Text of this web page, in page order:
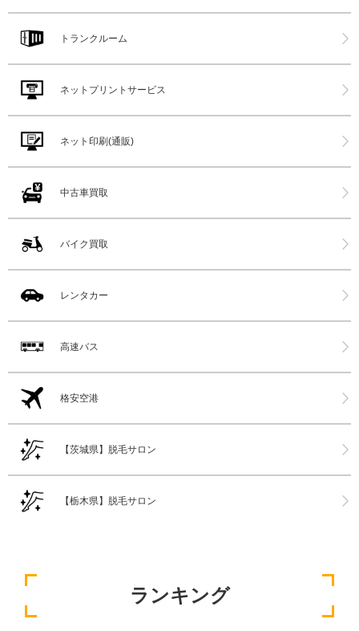
トランクルーム
ネットプリントサービス
ネット印刷(通販)
中古車買取
バイク買取
レンタカー
高速バス
格安空港
【茨城県】脱毛サロン
【栃木県】脱毛サロン
ランキング